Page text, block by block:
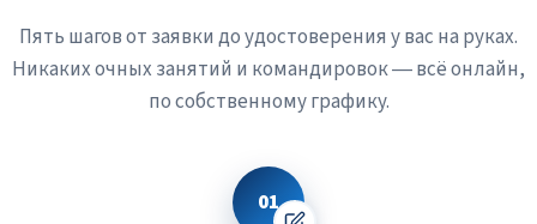
Пять шагов от заявки до удостоверения у вас на руках.
Никаких очных занятий и командировок — всё онлайн,
по собственному графику.
01